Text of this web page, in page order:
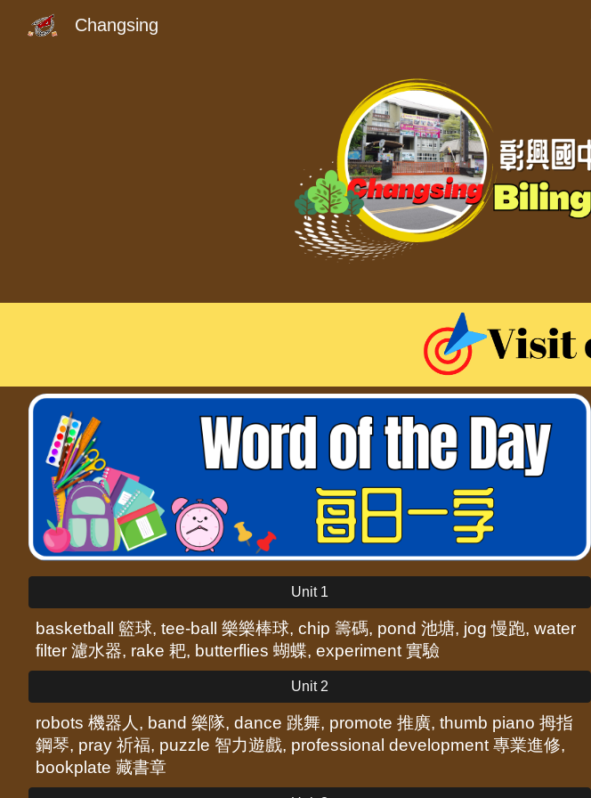
Changsing
Unit 1
basketball 籃球, tee-ball 樂樂棒球, chip 籌碼, pond 池塘, jog 慢跑, water
filter 濾水器, rake 耙, butterflies 蝴蝶, experiment 實驗
Unit 2
robots 機器人, band 樂隊, dance 跳舞, promote 推廣, thumb piano 拇指
鋼琴, pray 祈福, puzzle 智力遊戲, professional development 專業進修,
bookplate 藏書章